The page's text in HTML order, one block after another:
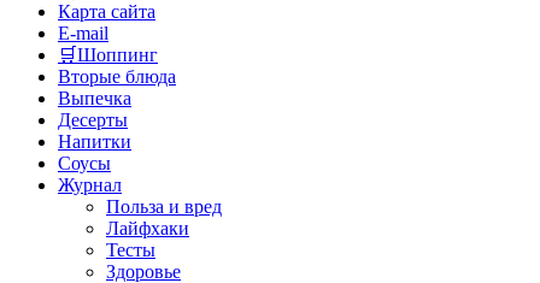
Карта сайта
E-mail
🛒Шоппинг
Вторые блюда
Выпечка
Десерты
Напитки
Соусы
Журнал
Польза и вред
Лайфхаки
Тесты
Здоровье